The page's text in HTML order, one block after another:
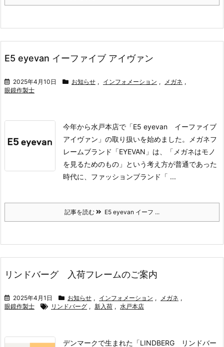
E5 eyevan イーファイブ アイヴァン
2025年4月10日 お知らせ , インフォメーション , メガネ ,
眼鏡作製士
今年から水戸本店で「E5 eyevan イーファイブ
アイヴァン」の取り扱いを始めました。
メガネフ
レームブランド「EYEVAN」は、「メガネはモノ
を見るためのもの」という考え方が普通であった
時代に、ファッションブランド「 ...
記事を読む E5 eyevan イーフ ...
リンドバーグ 入荷フレームのご案内
2025年4月1日 お知らせ , インフォメーション , メガネ ,
眼鏡作製士
リンドバーグ , 新入荷 , 水戸本店
デンマークで生まれた「LINDBERG リンドバー